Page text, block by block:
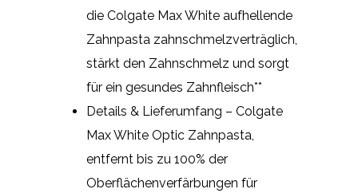
die Colgate Max White aufhellende
Zahnpasta zahnschmelzverträglich,
stärkt den Zahnschmelz und sorgt
für ein gesundes Zahnfleisch**
Details & Lieferumfang – Colgate
Max White Optic Zahnpasta,
entfernt bis zu 100% der
Oberflächenverfärbungen für